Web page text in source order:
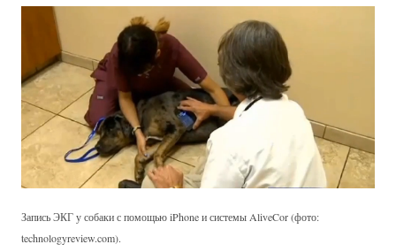
Запись ЭКГ у собаки с помощью iPhone и системы AliveCor (фото:
technologyreview.com).